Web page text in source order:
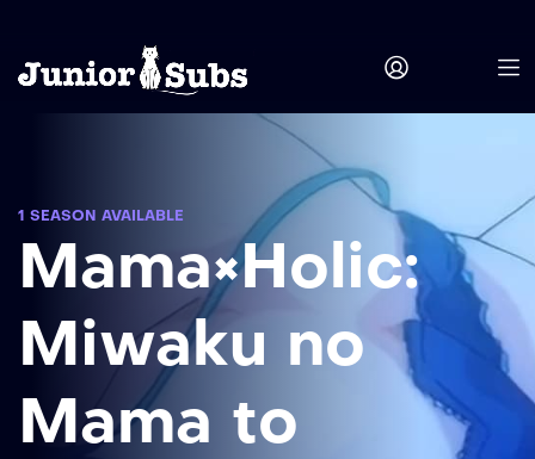
1 SEASON AVAILABLE
Mama×Holic:
Miwaku no
Mama to